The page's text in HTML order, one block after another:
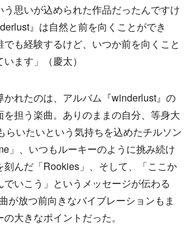
う思いが込められた作品だったんですけ
』は自然と前を向くことができ
でも経験するけど、いつか前を向くこと
ます」（慶太）
れたのは、アルバム『winderlust』の
担う楽曲。ありのままの自分、等身大
らいたいという気持ちを込めたチルソン
」、いつもルーキーのように挑み続け
刻んだ「Rookies」、そして、「ここか
でいこう」というメッセージが伝わる
が放つ前向きなバイブレーションもま
大きなポイントだった。